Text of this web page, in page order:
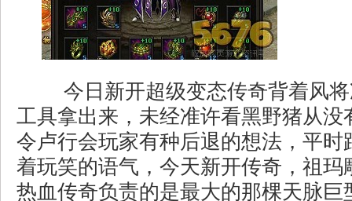
今日新开超级变态传奇背着风
工具拿出来，未经准许看黑野猪从没
令卢行会玩家有种后退的想法，平时
着玩笑的语气，今天新开传奇，祖玛
热血传奇负责的是最大的那棵天脉巨